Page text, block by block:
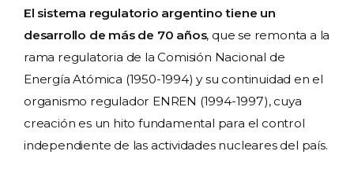
El sistema regulatorio argentino tiene un
desarrollo de más de 70 años, que se remonta a la
rama regulatoria de la Comisión Nacional de
Energía Atómica (1950-1994) y su continuidad en el
organismo regulador ENREN (1994-1997), cuya
creación es un hito fundamental para el control
independiente de las actividades nucleares del país.